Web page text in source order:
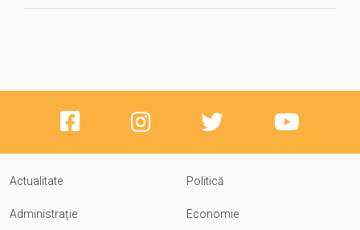
Actualitate Politică
Administrație Economie